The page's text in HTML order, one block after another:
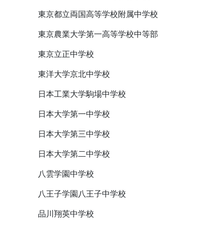
東京都立両国高等学校附属中学校
東京農業大学第一高等学校中等部
東京立正中学校
東洋大学京北中学校
日本工業大学駒場中学校
日本大学第一中学校
日本大学第三中学校
日本大学第二中学校
八雲学園中学校
八王子学園八王子中学校
品川翔英中学校